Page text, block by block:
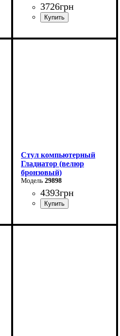
3726грн
Стул компьютерный
Гладиатор (велюр
бронзовый)
29898
4393грн